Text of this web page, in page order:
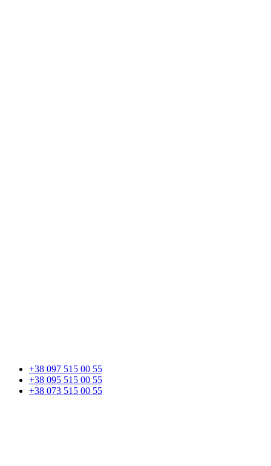
+38 097 515 00 55
+38 095 515 00 55
+38 073 515 00 55